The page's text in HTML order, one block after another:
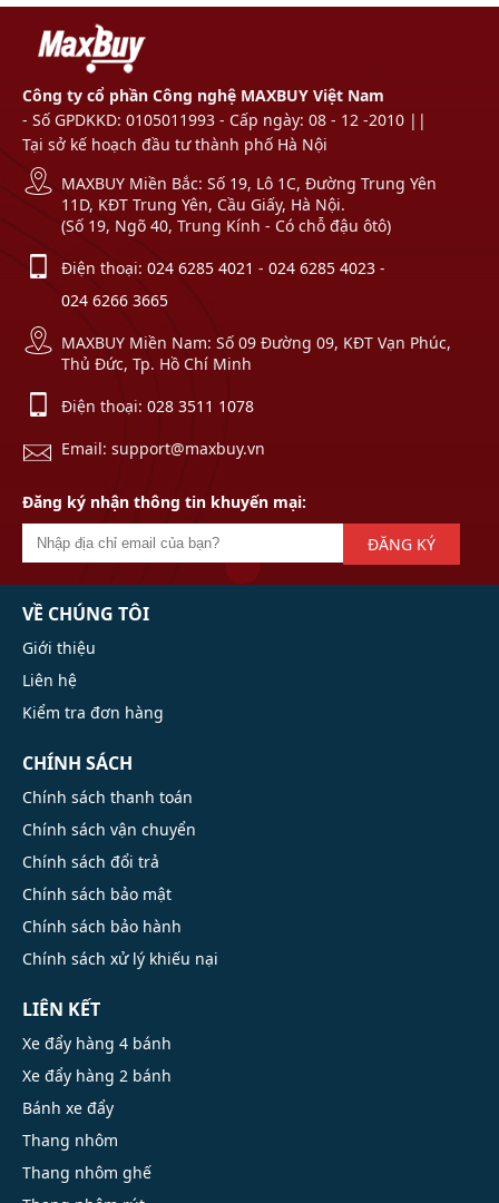
Công ty cổ phần Công nghệ MAXBUY Việt Nam
- Số GPDKKD: 0105011993 - Cấp ngày: 08 - 12 -2010 ||
Tại sở kế hoạch đầu tư thành phố Hà Nội
MAXBUY Miền Bắc: Số 19, Lô 1C, Đường Trung Yên
11D, KĐT Trung Yên, Cầu Giấy, Hà Nội.
(Số 19, Ngõ 40, Trung Kính - Có chỗ đậu ôtô)
Điện thoại: 024 6285 4021 - 024 6285 4023 -
024 6266 3665
MAXBUY Miền Nam: Số 09 Đường 09, KĐT Vạn Phúc,
Thủ Đức, Tp. Hồ Chí Minh
Điện thoại: 028 3511 1078
Email: support@maxbuy.vn
Đăng ký nhận thông tin khuyến mại:
ĐĂNG KÝ
VỀ CHÚNG TÔI
Giới thiệu
Liên hệ
Kiểm tra đơn hàng
CHÍNH SÁCH
Chính sách thanh toán
Chính sách vận chuyển
Chính sách đổi trả
Chính sách bảo mật
Chính sách bảo hành
Chính sách xử lý khiếu nại
LIÊN KẾT
Xe đẩy hàng 4 bánh
Xe đẩy hàng 2 bánh
Bánh xe đẩy
Thang nhôm
Thang nhôm ghế